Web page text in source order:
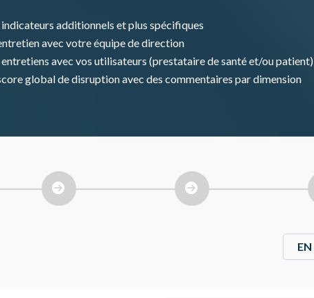
indicateurs additionnels et plus spécifiques
avec votre équipe de direction
entretiens avec vos utilisateurs (prestataire de santé et/ou patient)
global de disruption avec des commentaires par dimension
EN